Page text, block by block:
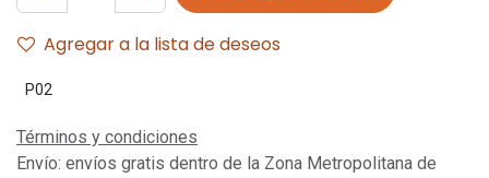
Agregar a la lista de deseos
P02
Términos y condiciones
Envío: envíos gratis dentro de la Zona Metropolitana de